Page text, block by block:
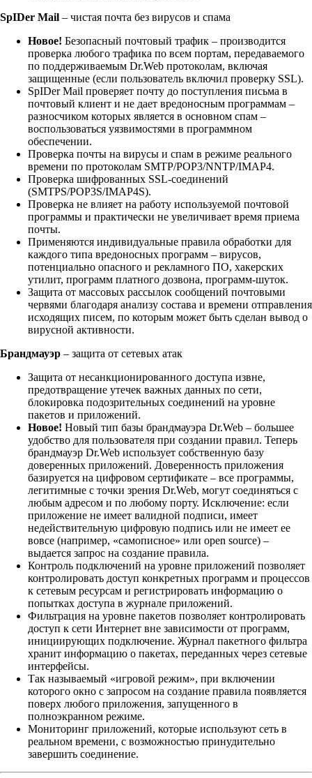
SpIDer Mail – чистая почта без вирусов и спама
Новое! Безопасный почтовый трафик – производится
проверка любого трафика по всем портам, передаваемого
по поддерживаемым Dr.Web протоколам, включая
защищенные (если пользователь включил проверку SSL).
SpIDer Mail проверяет почту до поступления письма в
почтовый клиент и не дает вредоносным программам –
разносчиком которых является в основном спам –
воспользоваться уязвимостями в программном
обеспечении.
Проверка почты на вирусы и спам в режиме реального
времени по протоколам SMTP/POP3/NNTP/IMAP4.
Проверка шифрованных SSL-соединений
(SMTPS/POP3S/IMAP4S).
Проверка не влияет на работу используемой почтовой
программы и практически не увеличивает время приема
почты.
Применяются индивидуальные правила обработки для
каждого типа вредоносных программ – вирусов,
потенциально опасного и рекламного ПО, хакерских
утилит, программ платного дозвона, программ-шуток.
Защита от массовых рассылок сообщений почтовыми
червями благодаря анализу состава и времени отправления
исходящих писем, по которым может быть сделан вывод о
вирусной активности.
Брандмауэр – защита от сетевых атак
Защита от несанкционированного доступа извне,
предотвращение утечек важных данных по сети,
блокировка подозрительных соединений на уровне
пакетов и приложений.
Новое! Новый тип базы брандмауэра Dr.Web – большее
удобство для пользователя при создании правил. Теперь
брандмауэр Dr.Web использует собственную базу
доверенных приложений. Доверенность приложения
базируется на цифровом сертификате – все программы,
легитимные с точки зрения Dr.Web, могут соединяться с
любым адресом и по любому порту. Исключение: если
приложение не имеет валидной подписи, имеет
недействительную цифровую подпись или не имеет ее
вовсе (например, «самописное» или open source) –
выдается запрос на создание правила.
Контроль подключений на уровне приложений позволяет
контролировать доступ конкретных программ и процессов
к сетевым ресурсам и регистрировать информацию о
попытках доступа в журнале приложений.
Фильтрация на уровне пакетов позволяет контролировать
доступ к сети Интернет вне зависимости от программ,
инициирующих подключение. Журнал пакетного фильтра
хранит информацию о пакетах, переданных через сетевые
интерфейсы.
Так называемый «игровой режим», при включении
которого окно с запросом на создание правила появляется
поверх любого приложения, запущенного в
полноэкранном режиме.
Мониторинг приложений, которые используют сеть в
реальном времени, с возможностью принудительно
завершить соединение.